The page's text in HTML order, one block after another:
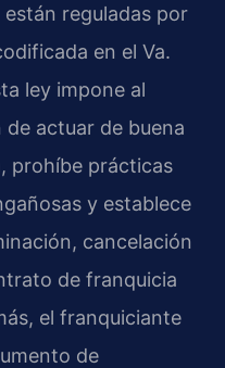
reguladas por
en el Va.
ley impone al
actuar de buena
prohíbe prácticas
y establece
cancelación
de franquicia
el franquiciante
de